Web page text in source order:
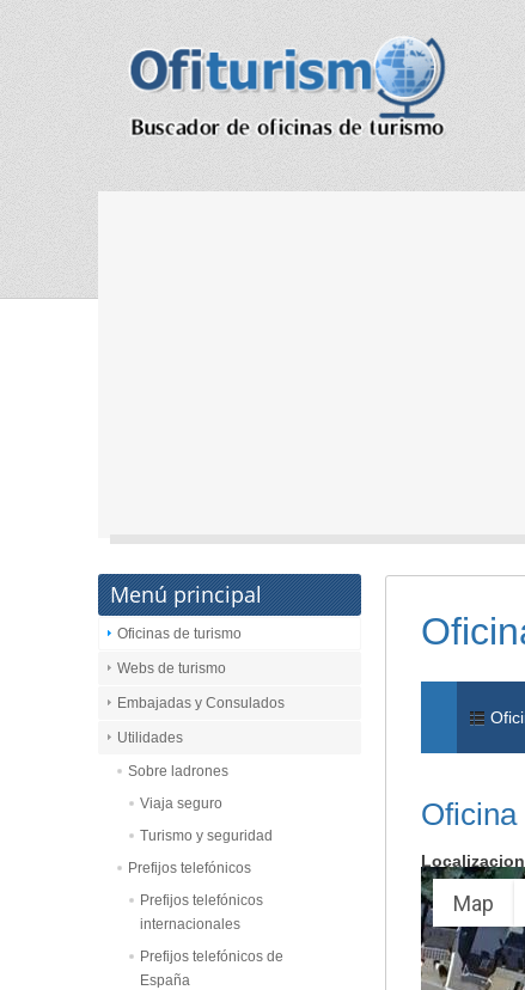
Map
Menú principal
Oficinas de turismo
Webs de turismo
Embajadas y Consulados
Utilidades
Sobre ladrones
Viaja seguro
Turismo y seguridad
Prefijos telefónicos
Prefijos telefónicos
internacionales
Prefijos telefónicos de
España